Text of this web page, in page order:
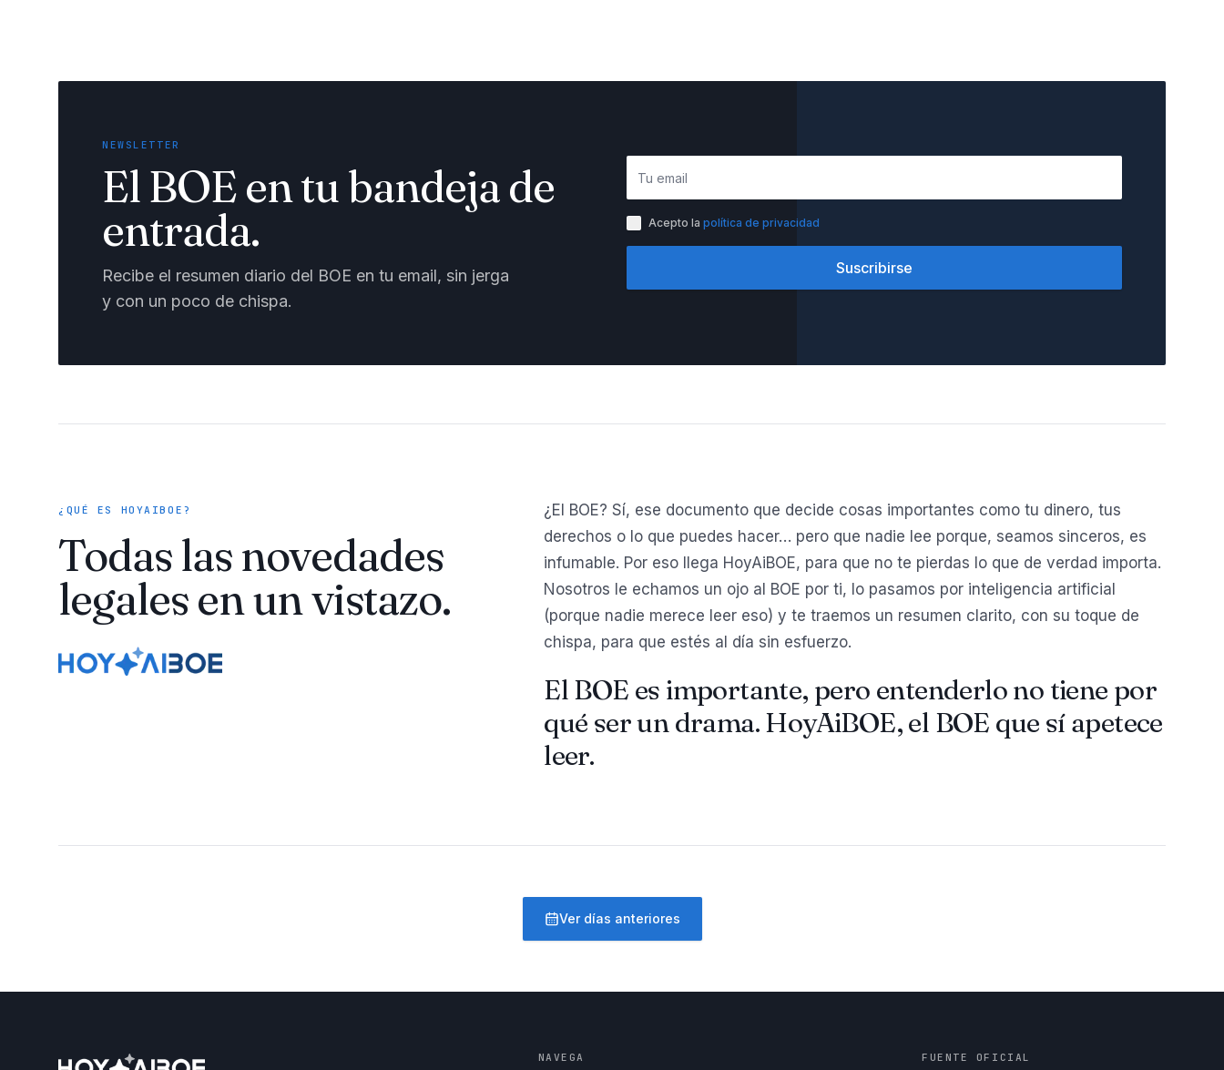
NEWSLETTER
El BOE en tu bandeja de
entrada.
Recibe el resumen diario del BOE en tu email, sin jerga
y con un poco de chispa.
Acepto la política de privacidad
Suscribirse
¿QUÉ ES HOYAIBOE?
Todas las novedades
legales en un vistazo.
¿El BOE? Sí, ese documento que decide cosas importantes como tu dinero, tus
derechos o lo que puedes hacer… pero que nadie lee porque, seamos sinceros, es
infumable. Por eso llega HoyAiBOE, para que no te pierdas lo que de verdad importa.
Nosotros le echamos un ojo al BOE por ti, lo pasamos por inteligencia artificial
(porque nadie merece leer eso) y te traemos un resumen clarito, con su toque de
chispa, para que estés al día sin esfuerzo.
El BOE es importante, pero entenderlo no tiene por
qué ser un drama. HoyAiBOE, el BOE que sí apetece
leer.
Ver días anteriores
NAVEGA FUENTE OFICIAL